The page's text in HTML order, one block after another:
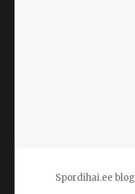
Spordihai.ee blog